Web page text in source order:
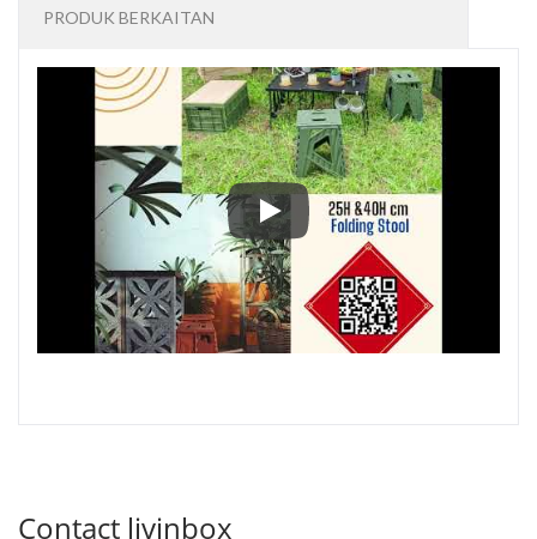
PRODUK BERKAITAN
Sambut semangat Tahun Baru